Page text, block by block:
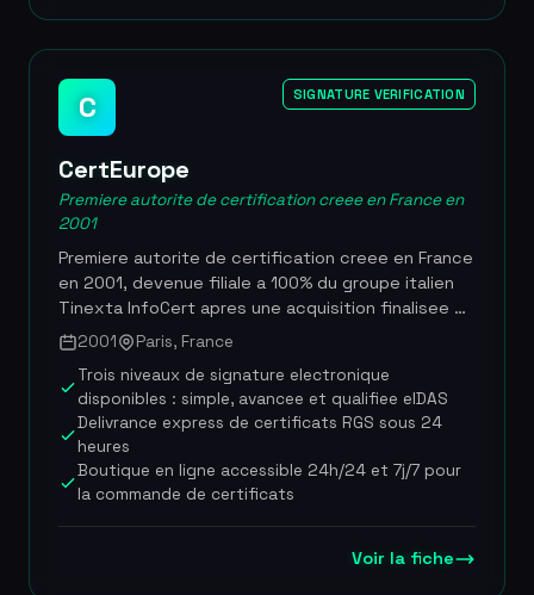
reservee aux locataires eligibles a sa garantie, et
beneficie d'un partenariat avec la Fondation
d'Aguesseau pour subventionner la cotisation des
agents du ministere de la Justice. Levee de 350
000 EUR en seed aupres de Founders Future et
avec une note de 4,6/5. Couverture jusqu'a 96
000 EUR de loyers impayes par bail. Incubee chez
Euratechnologies a Lille.
C SIGNATURE VERIFICATION
CertEurope
Premiere autorite de certification creee en France en
2001
Premiere autorite de certification creee en France
en 2001, devenue filiale a 100% du groupe italien
Tinexta InfoCert apres une acquisition finalisee en
2021 puis completee en 2023 pour un total
d'environ 74 M EUR. CertEurope deploie depuis
plus de 20 ans des solutions de confiance
numerique couvrant les certificats electroniques,
la signature electronique, l'identification a
distance et la facturation electronique. Presente
dans six pays europeens et disposant de plus de
Societe Generale, Orange, Veolia, Air Liquide,
Bosch et Stellantis, la societe est referencee
2001
Paris, France
Trois niveaux de signature electronique
disponibles : simple, avancee et qualifiee eIDAS
Delivrance express de certificats RGS sous 24
heures
Boutique en ligne accessible 24h/24 et 7j/7 pour
la commande de certificats
Voir la fiche